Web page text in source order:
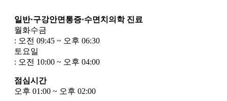
일반·구강안면통증·수면치의학 진료
월화수금
: 오전 09:45 ~ 오후 06:30
토요일
: 오전 10:00 ~ 오후 04:00
점심시간
오후 01:00 ~ 오후 02:00